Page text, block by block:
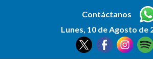
Contáctanos
Lunes, 10 de Agosto de